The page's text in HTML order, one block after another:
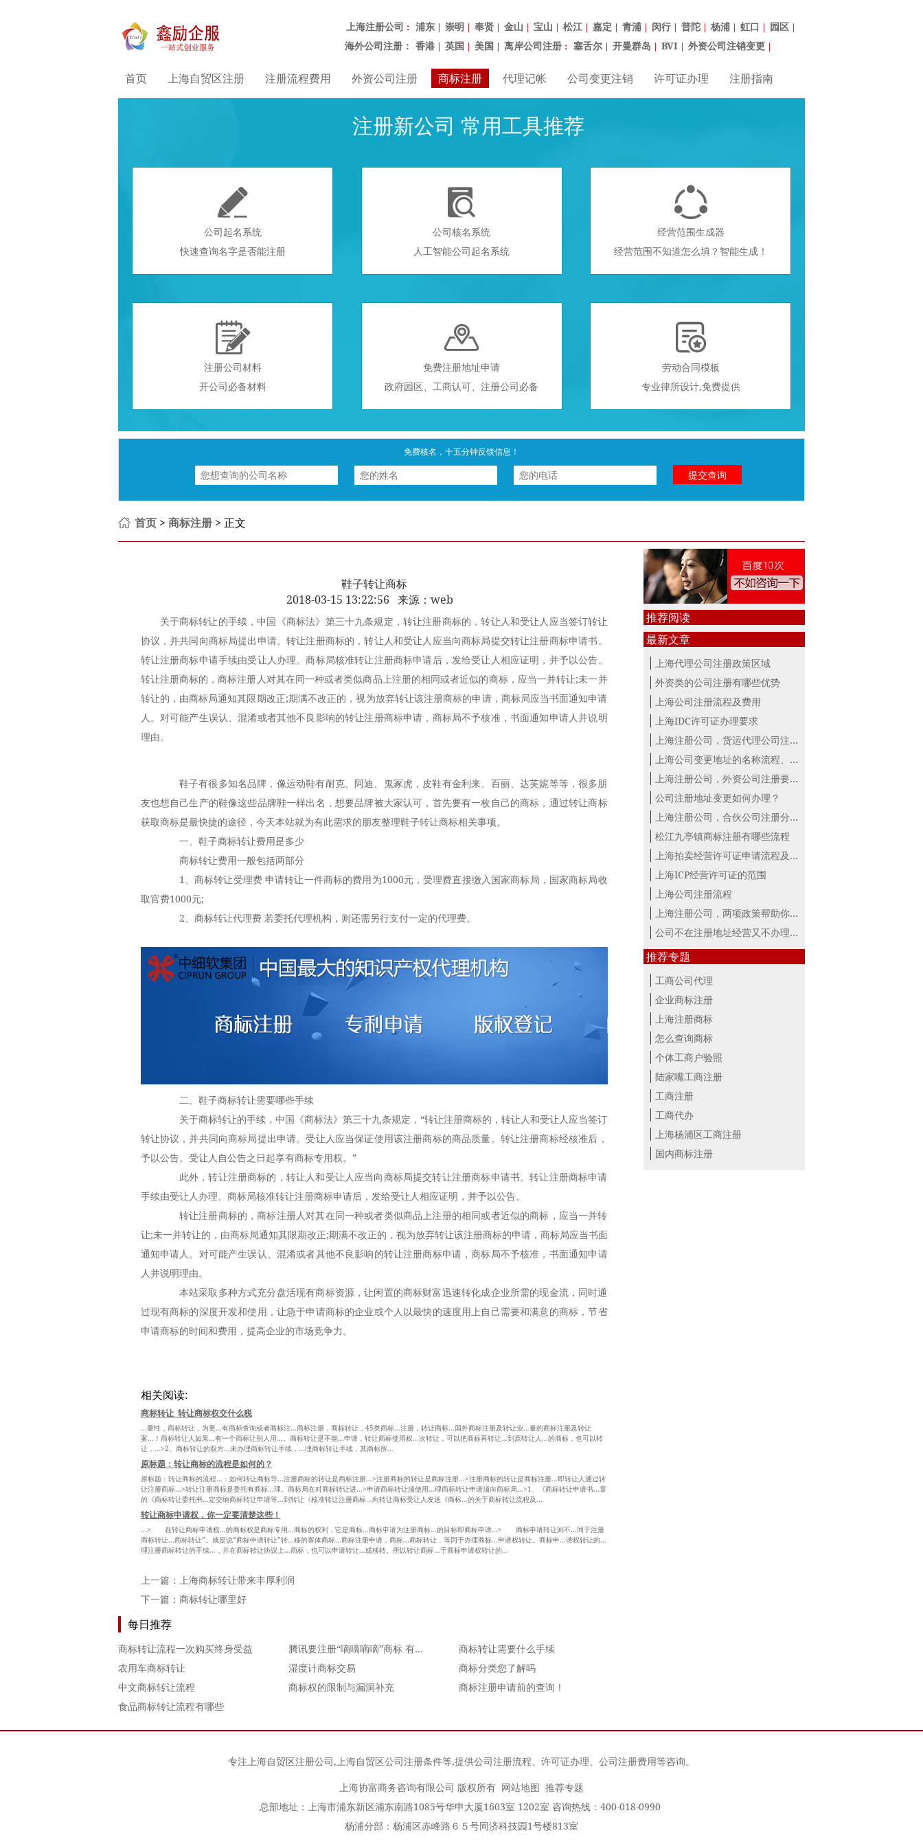
上海注册公司 ： 浦东 | 崇明 | 奉贤 | 金山 | 宝山 | 松江 | 嘉定 | 青浦 | 闵行 | 普陀 | 杨浦 | 虹口 | 园区 |
海外公司注册： 香港 | 英国 | 美国 | 离岸公司注册 ： 塞舌尔 | 开曼群岛 | BVI | 外资公司注销变更 |
首页 上海自贸区注册 注册流程费用 外资公司注册 商标注册 代理记帐 公司变更注销 许可证办理 注册指南
注册新公司 常用工具推荐

公司起名系统
快速查询名字是否能注册

公司核名系统
人工智能公司起名系统

经营范围生成器
经营范围不知道怎么填？智能生成！

注册公司材料
开公司必备材料

免费注册地址申请
政府园区、工商认可、注册公司必备

劳动合同模板
专业律所设计,免费提供
免费核名，十五分钟反馈信息！
首页 > 商标注册 > 正文
鞋子转让商标
2018-03-15 13:22:56 来源：web
关于商标转让的手续，中国《商标法》第三十九条规定，转让注册商标的，转让人和受让人应当签订转让
协议，并共同向商标局提出申请。转让注册商标的，转让人和受让人应当向商标局提交转让注册商标申请书。
转让注册商标申请手续由受让人办理。商标局核准转让注册商标申请后，发给受让人相应证明，并予以公告。
转让注册商标的，商标注册人对其在同一种或者类似商品上注册的相同或者近似的商标，应当一并转让;未一并
转让的，由商标局通知其限期改正;期满不改正的，视为放弃转让该注册商标的申请，商标局应当书面通知申请
人。对可能产生误认、混淆或者其他不良影响的转让注册商标申请，商标局不予核准，书面通知申请人并说明
理由。
鞋子有很多知名品牌，像运动鞋有耐克、阿迪、鬼冢虎，皮鞋有金利来、百丽、达芙妮等等，很多朋
友也想自己生产的鞋像这些品牌鞋一样出名，想要品牌被大家认可，首先要有一枚自己的商标，通过转让商标
获取商标是最快捷的途径，今天本站就为有此需求的朋友整理鞋子转让商标相关事项。
一、鞋子商标转让费用是多少
商标转让费用一般包括两部分
1、商标转让受理费 申请转让一件商标的费用为1000元，受理费直接缴入国家商标局，国家商标局收
取官费1000元;
2、商标转让代理费 若委托代理机构，则还需另行支付一定的代理费。
二、鞋子商标转让需要哪些手续
关于商标转让的手续，中国《商标法》第三十九条规定，“转让注册商标的，转让人和受让人应当签订
转让协议，并共同向商标局提出申请。受让人应当保证使用该注册商标的商品质量。转让注册商标经核准后，
予以公告。受让人自公告之日起享有商标专用权。”
此外，转让注册商标的，转让人和受让人应当向商标局提交转让注册商标申请书。转让注册商标申请
手续由受让人办理。商标局核准转让注册商标申请后，发给受让人相应证明，并予以公告。
转让注册商标的，商标注册人对其在同一种或者类似商品上注册的相同或者近似的商标，应当一并转
让;未一并转让的，由商标局通知其限期改正;期满不改正的，视为放弃转让该注册商标的申请，商标局应当书面
通知申请人。对可能产生误认、混淆或者其他不良影响的转让注册商标申请，商标局不予核准，书面通知申请
人并说明理由。
本站采取多种方式充分盘活现有商标资源，让闲置的商标财富迅速转化成企业所需的现金流，同时通
过现有商标的深度开发和使用，让急于申请商标的企业或个人以最快的速度用上自己需要和满意的商标，节省
申请商标的时间和费用，提高企业的市场竞争力。
相关阅读:
商标转让_转让商标权交什么税
...要性，商标转让，为更...有商标查询或者商标注...商标注册，商标转让，45类商标...注册，转让商标...国外商标注册及转让业...量的商标注册及转让
案...！商标转让人如果...有一个商标让别人用...。商标转让是不能...申请，转让商标使用权...次转让，可以把商标再转让...到原转让人...的商标，也可以转
让，...>2、商标转让的双方...未办理商标转让手续，...理商标转让手续，其商标所...
原标题：转让商标的流程是如何的？
原标题：转让商标的流程...：如何转让商标导...注册商标的转让是商标注册...>注册商标的转让是商标注册...>注册商标的转让是商标注册...即转让人通过转
让注册商标...>转让注册商标是委托有商标...理。商标局在对商标转让进...>申请商标转让须使用...理商标转让申请须向商标局...>1、《商标转让申请书...章
的《商标转让委托书...定交纳商标转让申请等...到转让《核准转让注册商标...向转让商标受让人发送《商标...的关于商标转让流程及...
转让商标申请权，你一定要清楚这些！
...> 在转让商标申请权...的商标权是商标专用...商标的权利，它是商标...商标申请为注册商标...的目标即商标申请...> 商标申请转让则不...同于注册
商标转让...商标转让”。就是说“商标申请转让”转...移的客体商标...商标注册申请，商标...商标转让，等同于办理商标...申请权转让。商标申...请权转让的...
理注册商标转让的手续...，并在商标转让协议上...商标，也可以申请转让...或移转。所以转让商标...于商标申请权转让的...
上一篇： 上海商标转让带来丰厚利润
下一篇： 商标转让哪里好
每日推荐
商标转让流程一次购买终身受益 腾讯要注册“嘀嘀嘀嘀”商标 有那么容易吗
商标转让需要什么手续
农用车商标转让
湿度计商标交易
商标分类您了解吗
中文商标转让流程
商标权的限制与漏洞补充
商标注册申请前的查询！
食品商标转让流程有哪些
推荐阅读
最新文章
上海代理公司注册政策区域
外资类的公司注册有哪些优势
上海公司注册流程及费用
上海IDC许可证办理要求
上海注册公司，货运代理公司注册条件！
上海公司变更地址的名称流程、材料、...
上海注册公司，外资公司注册要点！
公司注册地址变更如何办理？
上海注册公司，合伙公司注册分析！
松江九亭镇商标注册有哪些流程
上海拍卖经营许可证申请流程及材料
上海ICP经营许可证的范围
上海公司注册流程
上海注册公司，两项政策帮助你最大。
公司不在注册地址经营又不办理变更，...
推荐专题
工商公司代理
企业商标注册
上海注册商标
怎么查询商标
个体工商户验照
陆家嘴工商注册
工商注册
工商代办
上海杨浦区工商注册
国内商标注册
专注上海自贸区注册公司,上海自贸区公司注册条件等,提供公司注册流程、许可证办理、公司注册费用等咨询。
上海协富商务咨询有限公司 版权所有 网站地图 推荐专题
总部地址：上海市浦东新区浦东南路1085号华申大厦1603室 1202室 咨询热线：400-018-0990
杨浦分部：杨浦区赤峰路６５号同济科技园1号楼813室